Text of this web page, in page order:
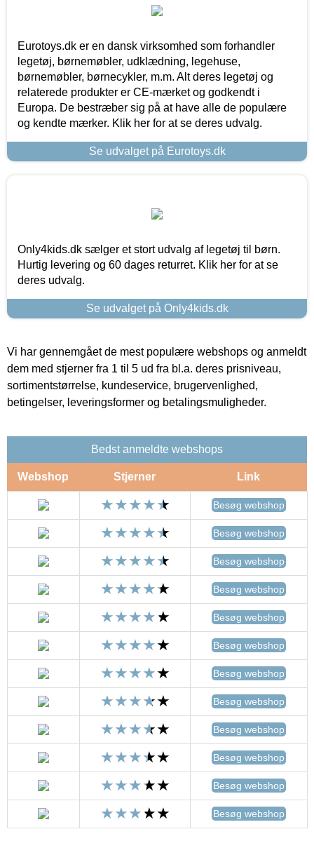
Eurotoys.dk er en dansk virksomhed som forhandler
legetøj, børnemøbler, udklædning, legehuse,
børnemøbler, børnecykler, m.m. Alt deres legetøj og
relaterede produkter er CE-mærket og godkendt i
Europa. De bestræber sig på at have alle de populære
og kendte mærker. Klik her for at se deres udvalg.
Se udvalget på Eurotoys.dk
Only4kids.dk sælger et stort udvalg af legetøj til børn.
Hurtig levering og 60 dages returret. Klik her for at se
deres udvalg.
Se udvalget på Only4kids.dk
Vi har gennemgået de mest populære webshops og anmeldt
dem med stjerner fra 1 til 5 ud fra bl.a. deres prisniveau,
sortimentstørrelse, kundeservice, brugervenlighed,
betingelser, leveringsformer og betalingsmuligheder.
Bedst anmeldte webshops
Webshop Stjerner Link
Besøg webshop
Besøg webshop
Besøg webshop
Besøg webshop
Besøg webshop
Besøg webshop
Besøg webshop
Besøg webshop
Besøg webshop
Besøg webshop
Besøg webshop
Besøg webshop